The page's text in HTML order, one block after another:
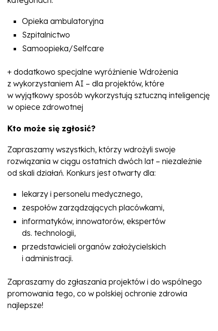
Opieka ambulatoryjna
Szpitalnictwo
Samoopieka/Selfcare
+ dodatkowo specjalne wyróżnienie Wdrożenia
z wykorzystaniem AI – dla projektów, które
w wyjątkowy sposób wykorzystują sztuczną inteligencję
w opiece zdrowotnej
Kto może się zgłosić?
Zapraszamy wszystkich, którzy wdrożyli swoje
rozwiązania w ciągu ostatnich dwóch lat – niezależnie
od skali działań. Konkurs jest otwarty dla:
lekarzy i personelu medycznego,
zespołów zarządzających placówkami,
informatyków, innowatorów, ekspertów
ds. technologii,
przedstawicieli organów założycielskich
i administracji.
Zapraszamy do zgłaszania projektów i do wspólnego
promowania tego, co w polskiej ochronie zdrowia
najlepsze!